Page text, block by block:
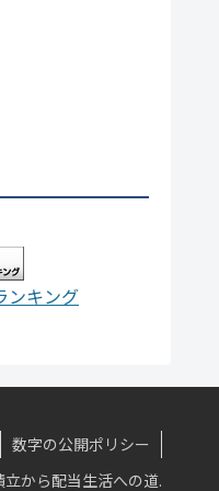
ンキング
数字の公開ポリシー
から配当生活への道.